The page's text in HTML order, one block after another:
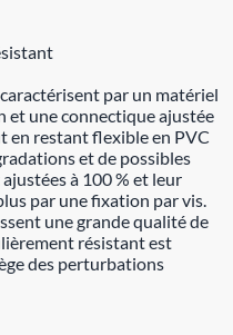
par un matériel
et une connectique ajustée
en restant flexible en PVC
et de possibles
à 100 % et leur
par une fixation par vis.
une grande qualité de
résistant est
des perturbations